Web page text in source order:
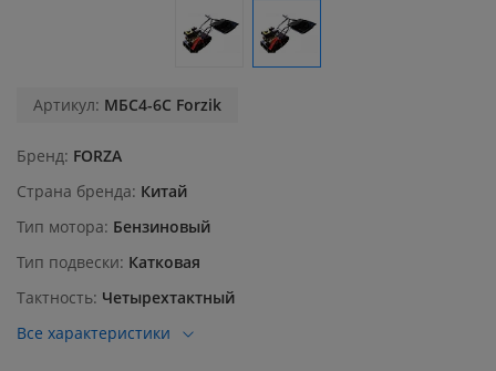
Артикул: МБС4-6С Forzik
Бренд FORZA
Страна бренда Китай
Тип мотора Бензиновый
Тип подвески Катковая
Тактность Четырехтактный
Все характеристики